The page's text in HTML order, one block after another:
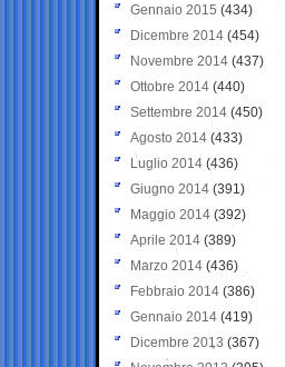
Gennaio 2015 (434)
Dicembre 2014 (454)
Novembre 2014 (437)
Ottobre 2014 (440)
Settembre 2014 (450)
Agosto 2014 (433)
Luglio 2014 (436)
Giugno 2014 (391)
Maggio 2014 (392)
Aprile 2014 (389)
Marzo 2014 (436)
Febbraio 2014 (386)
Gennaio 2014 (419)
Dicembre 2013 (367)